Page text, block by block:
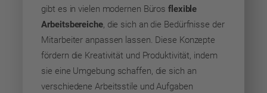
gibt es in vielen modernen Bürosflexible
Arbeitsbereiche, die sich an die Bedürfnisse der
Mitarbeiter anpassen lassen. Diese Konzepte
fördern die Kreativität und Produktivität, indem
sie eine Umgebung schaffen, die sich an
verschiedene Arbeitsstile und Aufgaben